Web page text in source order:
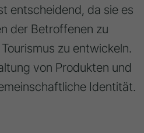
entscheidend, da sie es
der Betroffenen zu
zu entwickeln.
von Produkten und
Identität.